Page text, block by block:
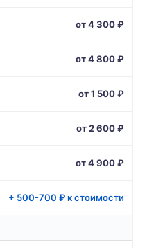
от 4 300 ₽
от 4 800 ₽
от 1 500 ₽
от 2 600 ₽
от 4 900 ₽
+ 500-700 ₽ к стоимости